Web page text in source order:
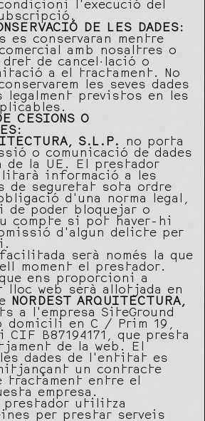
l’execució del
DE LES DADES:
es conservaran mentre
amb nosaltres o
de cancel·lació o
a el tractament. No
les seves dades
legalment previstos en les
CESIONS O
S.L.P.
no porta
o comunicació de dades
la UE. El prestador
informació a les
de seguretat sota ordre
d’una norma legal,
de poder bloquejar o
compte si pot haver-hi
d’algun delicte per
serà només la que
moment el prestador.
ens proporcioni a
lloc web serà allotjada en
NORDEST ARQUITECTURA,
a l’empresa SiteGround
domicili en C / Prim 19,
CIF B87194171, que presta
de la web. El
dades de l’entitat es
un contracte
tractament entre el
empresa.
utilitza
per prestar serveis